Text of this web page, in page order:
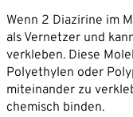
Wenn 2 Diazirine im
als Vernetzer und
verkleben. Diese
Polyethylen oder
miteinander zu
chemisch binden.